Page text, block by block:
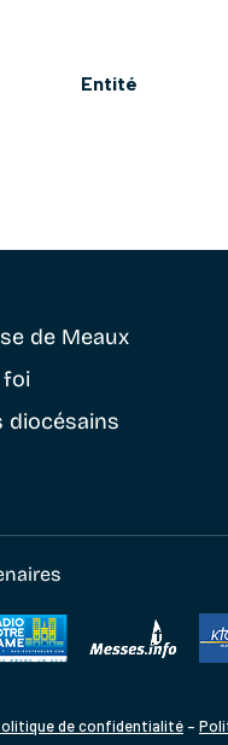
Entité
de Meaux
foi
diocésains
de confidentialité –